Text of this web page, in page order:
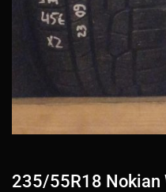
235/55R18 Nokian